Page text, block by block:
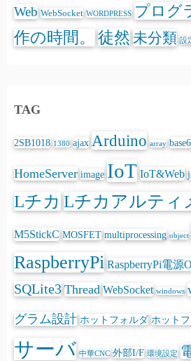
Web WebSocket WORDPRESS プログ
作の時間。
徒然 未分類 設
TAG
2SB1018 1380 ajax Arduino array
HomeServer image IoT IoT&Web
Lチカ Lチカアルティ
M5StickC MOSFET multiprocessing object
RaspberryPi RaspberryPi電源
SQLite3 Thread WebSocket windows
グラム設計 ホットフォルダ ホット
サーバ 中華CNC 外部I/F 環境設定